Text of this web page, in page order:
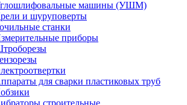
машины (УШМ)
и шуруповерты
станки
приборы
для сварки пластиковых труб
строительные